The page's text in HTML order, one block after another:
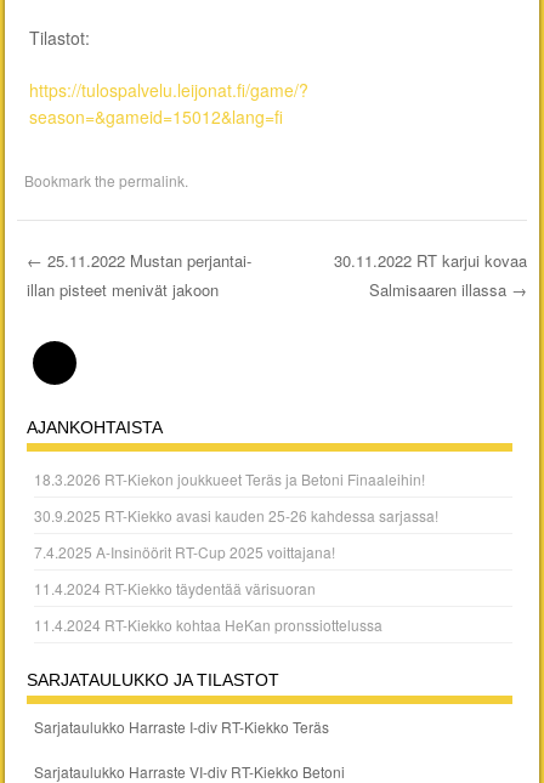
Tilastot:
https://tulospalvelu.leijonat.fi/game/?
season=&gameid=15012&lang=fi
Bookmark thepermalink
Post navigation
← 25.11.2022 Mustan perjantai-
illan pisteet menivät jakoon
30.11.2022 RT karjui kovaa
Salmisaaren illassa →
AJANKOHTAISTA
18.3.2026 RT-Kiekon joukkueet Teräs ja Betoni Finaaleihin!
30.9.2025 RT-Kiekko avasi kauden 25-26 kahdessa sarjassa!
7.4.2025 A-Insinöörit RT-Cup 2025 voittajana!
11.4.2024 RT-Kiekko täydentää värisuoran
11.4.2024 RT-Kiekko kohtaa HeKan pronssiottelussa
SARJATAULUKKO JA TILASTOT
Sarjataulukko Harraste I-div RT-Kiekko Teräs
Sarjataulukko Harraste VI-div RT-Kiekko Betoni